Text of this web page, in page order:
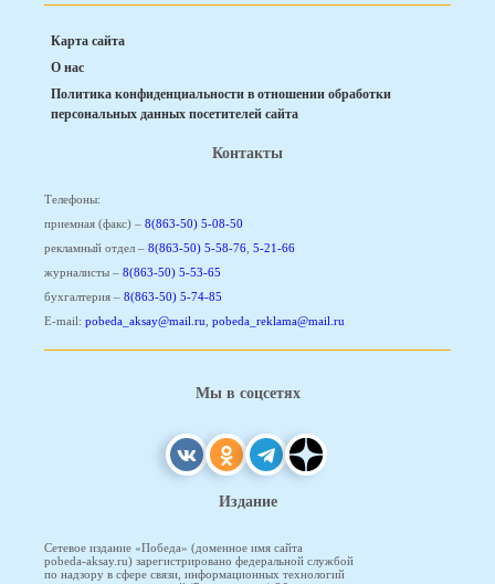
Карта сайта
О нас
Политика конфиденциальности в отношении обработки
персональных данных посетителей сайта
Контакты
Телефоны:
приемная (факс) – 8(863-50) 5-08-50
рекламный отдел – 8(863-50) 5-58-76, 5-21-66
журналисты – 8(863-50) 5-53-65
бухгалтерия – 8(863-50) 5-74-85
E-mail: pobeda_aksay@mail.ru, pobeda_reklama@mail.ru
Мы в соцсетях
Издание
Сетевое издание «Победа» (доменное имя сайта
pobeda-aksay.ru) зарегистрировано федеральной службой
по надзору в сфере связи, информационных технологий